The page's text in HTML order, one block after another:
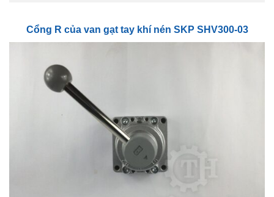
Cổng R của van gạt tay khí nén SKP SHV300-03